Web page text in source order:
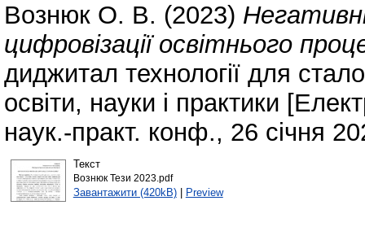
Вознюк О. В. (2023)
цифровізації освітнього
диджитал технології для
освіти, науки і практики
наук.-практ. конф., 26 січня
Текст
Вознюк Тези 2023.pdf
Завантажити (420kB)| Preview